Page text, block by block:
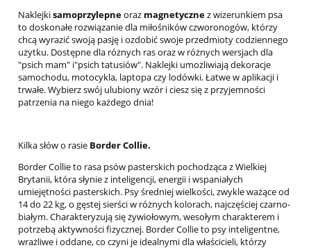
Naklejkisamoprzylepneoraz magnetycznez wizerunkiem psa
to doskonałe rozwiązanie dla miłośników czworonogów, którzy
chcą wyrazić swoją pasję i ozdobić swoje przedmioty codziennego
użytku. Dostępne dla różnych ras oraz w różnych wersjach dla
"psich mam" i"psich tatusiów". Naklejki umożliwiają dekoracje
samochodu, motocykla, laptopa czy lodówki. Łatwe w aplikacji i
trwałe. Wybierz swój ulubiony wzór i ciesz się z przyjemności
patrzenia na niego każdego dnia!
Kilka słów o rasie Border Collie.
Border Collie to rasa psów pasterskich pochodząca z Wielkiej
Brytanii, która słynie z inteligencji, energii i wspaniałych
umiejętności pasterskich. Psy średniej wielkości, zwykle ważące od
14 do 22 kg, o gęstej sierści w różnych kolorach, najczęściej czarno-
białym. Charakteryzują się żywiołowym, wesołym charakterem i
potrzebą aktywności fizycznej. Border Collie to psy inteligentne,
wrażliwe i oddane, co czyni je idealnymi dla właścicieli, którzy